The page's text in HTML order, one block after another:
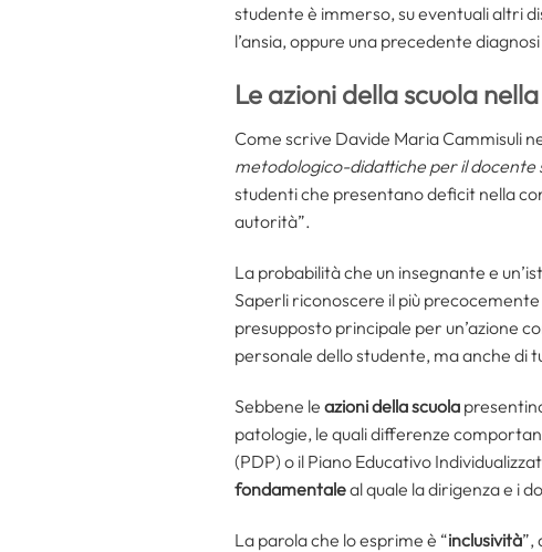
studente è immerso, su eventuali altri
l’ansia, oppure una precedente
Le azioni della scuola
Come scrive Davide Maria Cammisuli
metodologico-didattiche per il docente
studenti che presentano deficit nella
autorità”.
La probabilità che un insegnante e
Saperli riconoscere il più
presupposto principale per un’azione
personale dello studente, ma anche di
Sebbene le azioni della scuola
patologie, le quali differenze
(PDP) o il Piano Educativo
fondamentaleal quale la dirigenza e i
La parola che lo esprime è “inclusività”,